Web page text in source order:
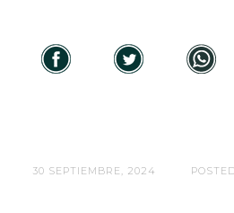
30 SEPTIEMBRE, 2024